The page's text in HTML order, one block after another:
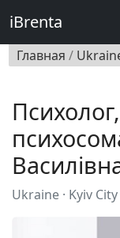
iBrenta
Главная /
Ukraine · Kyiv City